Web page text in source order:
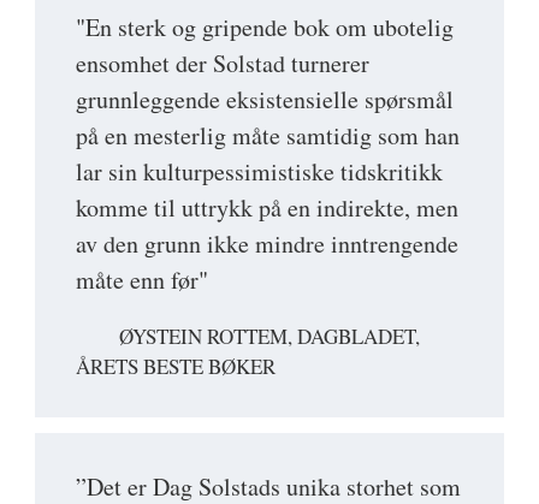
"En sterk og gripende bok om ubotelig
ensomhet der Solstad turnerer
grunnleggende eksistensielle spørsmål
på en mesterlig måte samtidig som han
lar sin kulturpessimistiske tidskritikk
komme til uttrykk på en indirekte, men
av den grunn ikke mindre inntrengende
måte enn før"
ØYSTEIN ROTTEM, DAGBLADET,
ÅRETS BESTE BØKER
”Det er Dag Solstads unika storhet som